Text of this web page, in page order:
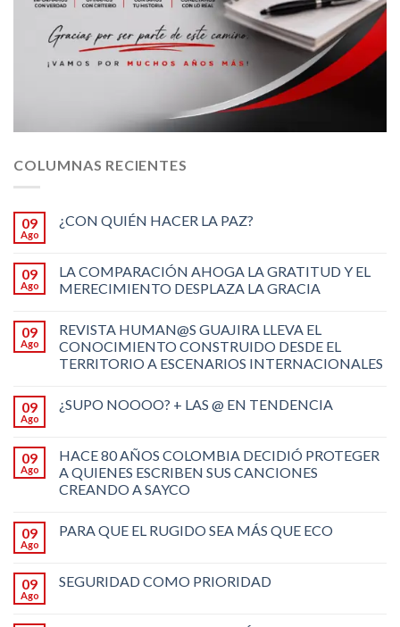
COLUMNAS RECIENTES
09
Ago
¿CON QUIÉN HACER LA PAZ?
09
Ago
LA COMPARACIÓN AHOGA LA GRATITUD Y EL
MERECIMIENTO DESPLAZA LA GRACIA
09
Ago
REVISTA HUMAN@S GUAJIRA LLEVA EL
CONOCIMIENTO CONSTRUIDO DESDE EL
TERRITORIO A ESCENARIOS INTERNACIONALES
09
Ago
¿SUPO NOOOO? + LAS @ EN TENDENCIA
09
Ago
HACE 80 AÑOS COLOMBIA DECIDIÓ PROTEGER
A QUIENES ESCRIBEN SUS CANCIONES
CREANDO A SAYCO
09
Ago
PARA QUE EL RUGIDO SEA MÁS QUE ECO
09
Ago
SEGURIDAD COMO PRIORIDAD